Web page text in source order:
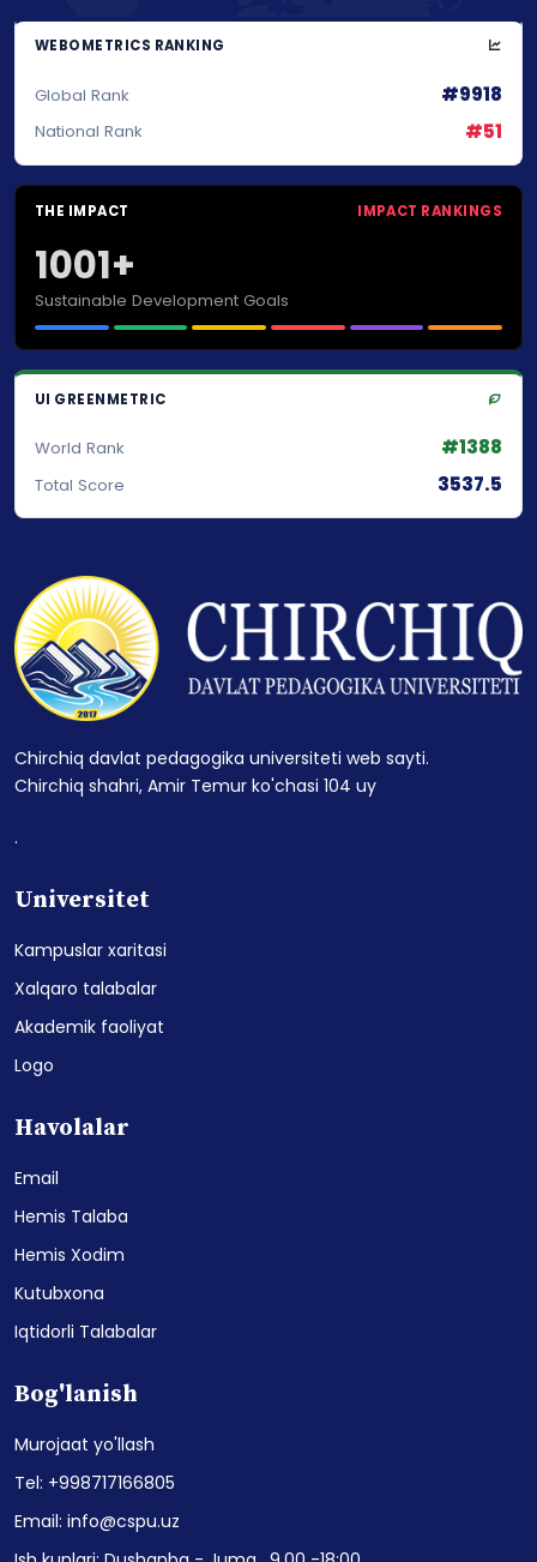
WEBOMETRICS RANKING
Global Rank #9918
National Rank #51
THE IMPACT IMPACT RANKINGS
1001+
Sustainable Development Goals
UI GREENMETRIC
World Rank #1388
Total Score 3537.5
Chirchiq davlat pedagogika universiteti web sayti.
Chirchiq shahri, Amir Temur ko'chasi 104 uy
.
Universitet
Kampuslar xaritasi
Xalqaro talabalar
Akademik faoliyat
Logo
Havolalar
Email
Hemis Talaba
Hemis Xodim
Kutubxona
Iqtidorli Talabalar
Bog'lanish
Murojaat yo'llash
Tel: +998717166805
Email: info@cspu.uz